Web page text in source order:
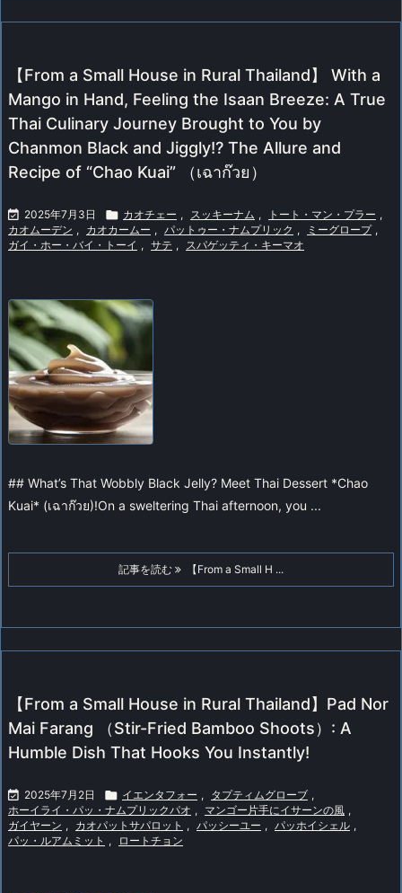
【From a Small House in Rural Thailand】 With a
Mango in Hand, Feeling the Isaan Breeze: A True
Thai Culinary Journey Brought to You by
Chanmon Black and Jiggly!? The Allure and
Recipe of “Chao Kuai” （เฉาก๊วย）
 2025年7月3日  カオチェー , スッキーナム , トート・マン・プラー ,
カオムーデン , カオカームー , パットゥー・ナムプリック , ミーグロープ ,
ガイ・ホー・バイ・トーイ , サテ , スパゲッティ・キーマオ
## What’s That Wobbly Black Jelly? Meet Thai Dessert *Chao
Kuai* (เฉาก๊วย)!On a sweltering Thai afternoon, you ...
記事を読む 【From a Small H ...
【From a Small House in Rural Thailand】Pad Nor
Mai Farang （Stir-Fried Bamboo Shoots）: A
Humble Dish That Hooks You Instantly!
 2025年7月2日  イエンタフォー , タプティムグローブ ,
ホーイライ・パッ・ナムプリックパオ , マンゴー片手にイサーンの風 ,
ガイヤーン , カオパットサパロット , パッシーユー , パッホイシェル ,
パッ・ルアムミット , ロートチョン